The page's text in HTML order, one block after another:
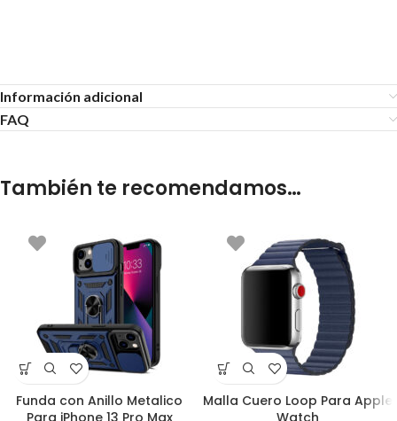
Información adicional
FAQ
También te recomendamos…
Funda con Anillo Metalico
Malla Cuero Loop Para Apple